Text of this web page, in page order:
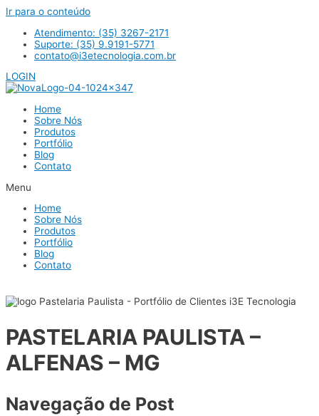
Ir para o conteúdo
Atendimento: (35) 3267-2171
Suporte: (35) 9.9191-5771
contato@i3etecnologia.com.br
LOGIN
Home
Sobre Nós
Produtos
Portfólio
Blog
Contato
Menu
Home
Sobre Nós
Produtos
Portfólio
Blog
Contato
PASTELARIA PAULISTA –
ALFENAS – MG
Navegação de Post